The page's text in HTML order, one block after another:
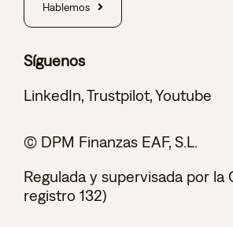
Hablemos
Síguenos
LinkedIn,Trustpilot,Youtube
© DPM Finanzas EAF, S.L.
Regulada y supervisada por la
registro 132)